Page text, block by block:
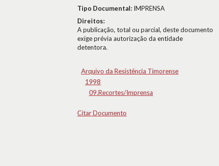
Tipo Documental: IMPRENSA
Direitos:
A publicação, total ou parcial, deste documento
exige prévia autorização da entidade
detentora.
Arquivo da Resistência Timorense
1998
09.Recortes/Imprensa
Citar Documento